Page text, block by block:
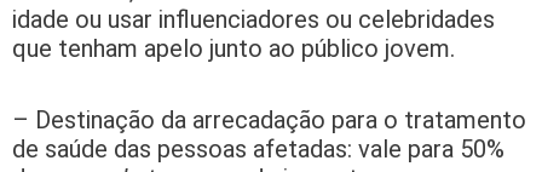
idade ou usar influenciadores ou celebridades
que tenham apelo junto ao público jovem.
– Destinação da arrecadação para o tratamento
de saúde das pessoas afetadas: vale para 50%